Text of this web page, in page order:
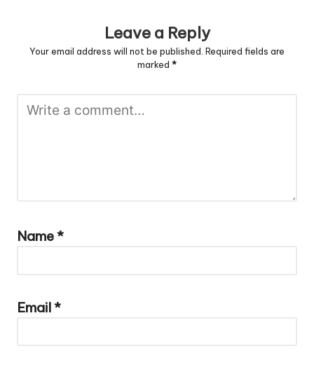
Leave a Reply
Your email address will not be published. Required fields are
marked *
Name*
Email*